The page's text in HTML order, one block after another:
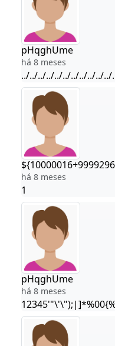
pHqghUme
há 8 meses
../../../../../../../../../../
há 8 meses
1
pHqghUme
há 8 meses